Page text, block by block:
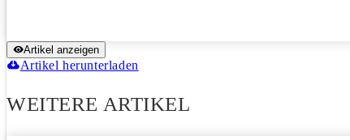
Artikel anzeigen
Artikel herunterladen
WEITERE ARTIKEL